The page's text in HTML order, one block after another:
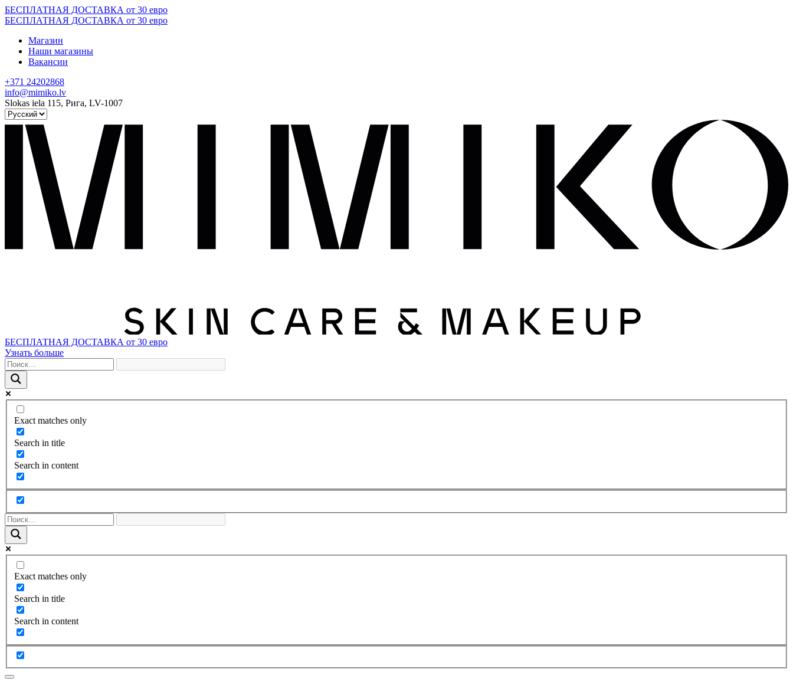
Skip
to
БЕСПЛАТНАЯ ДОСТАВКА от 30 евро
БЕСПЛАТНАЯ ДОСТАВКА от 30 евро
Магазин
Наши магазины
Вакансии
+371 24202868
info@mimiko.lv
Slokas iela 115, Рига, LV-1007
БЕСПЛАТНАЯ ДОСТАВКА от 30 евро
Узнать больше
Exact matches only
Search in title
Search in content
Exact matches only
Search in title
Search in content